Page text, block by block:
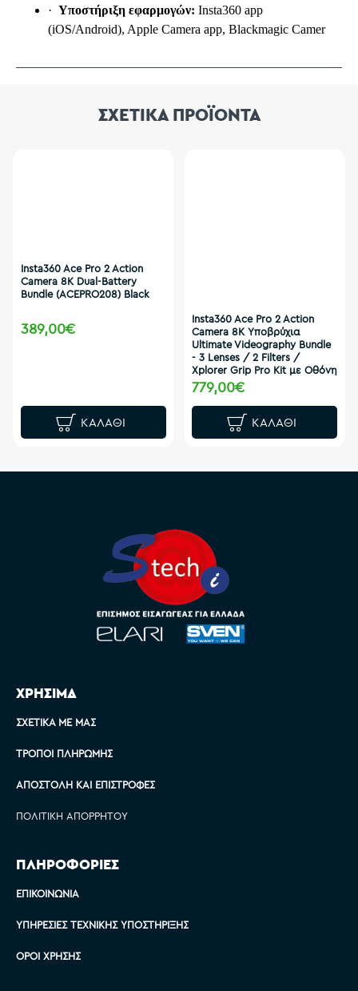
· Υποστήριξη εφαρμογών: Insta360 app
(iOS/Android), Apple Camera app, Blackmagic Camer
ΣΧΕΤΙΚΑ ΠΡΟΪΟΝΤΑ
Insta360 Ace Pro 2 Action
Camera 8K Dual-Battery
Bundle (ACEPRO208) Black
389,00€
ΚΑΛΆΘΙ
Insta360 Ace Pro 2 Action
Camera 8K Υποβρύχια
Ultimate Videography Bundle
- 3 Lenses / 2 Filters /
Xplorer Grip Pro Kit με Οθόνη
779,00€
ΚΑΛΆΘΙ
ΧΡΗΣΙΜΑ
ΣΧΕΤΙΚΆ ΜΕ ΜΑΣ
ΤΡΌΠΟΙ ΠΛΗΡΩΜΉΣ
ΑΠΟΣΤΟΛΉ ΚΑΙ ΕΠΙΣΤΡΟΦΈΣ
ΠΟΛΙΤΙΚΉ ΑΠΟΡΡΉΤΟΥ
ΠΛΗΡΟΦΟΡΙΕΣ
ΕΠΙΚΟΙΝΩΝΊΑ
ΥΠΗΡΕΣΊΕΣ ΤΕΧΝΙΚΉΣ ΥΠΟΣΤΉΡΙΞΗΣ
ΌΡΟΙ ΧΡΉΣΗΣ